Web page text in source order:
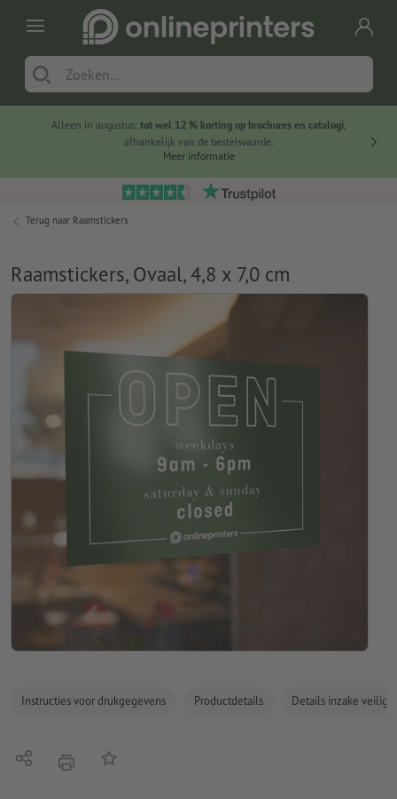
Alleen in augustus: tot wel 12 % korting op brochures en catalogi,
afhankelijk van de bestelwaarde.
Meer informatie
Terug naar Raamstickers
Raamstickers, Ovaal, 4,8 x 7,0 cm
Instructies voor drukgegevens Productdetails Details inzake
Delen afdrukkenOp de lijst